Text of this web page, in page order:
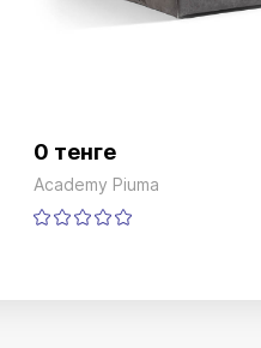
0 тенге
Academy Piuma